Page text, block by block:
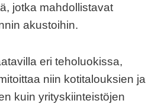
jotka mahdollistavat
akustoihin.
eri teholuokissa,
niin kotitalouksien ja
kuin yrityskiinteistöjen